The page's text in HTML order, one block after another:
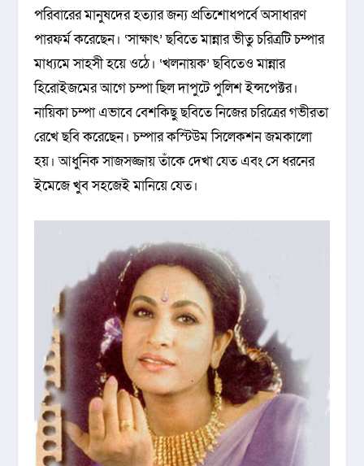
পরিবারের মানুষদের হত্যার জন্য প্রতিশোধপর্বে অসাধারণ
পারফর্ম করেছেন। ‘সাক্ষাৎ’ ছবিতে মান্নার ভীতু চরিত্রটি চম্পার
মাধ্যমে সাহসী হয়ে ওঠে। ‘খলনায়ক’ ছবিতেও মান্নার
হিরোইজমের আগে চম্পা ছিল দাপুটে পুলিশ ইন্সপেক্টর।
নায়িকা চম্পা এভাবে বেশকিছু ছবিতে নিজের চরিত্রের গভীরতা
রেখে ছবি করেছেন। চম্পার কস্টিউম সিলেকশন জমকালো
হয়। আধুনিক সাজসজ্জায় তাঁকে দেখা যেত এবং সে ধরনের
ইমেজে খুব সহজেই মানিয়ে যেত।